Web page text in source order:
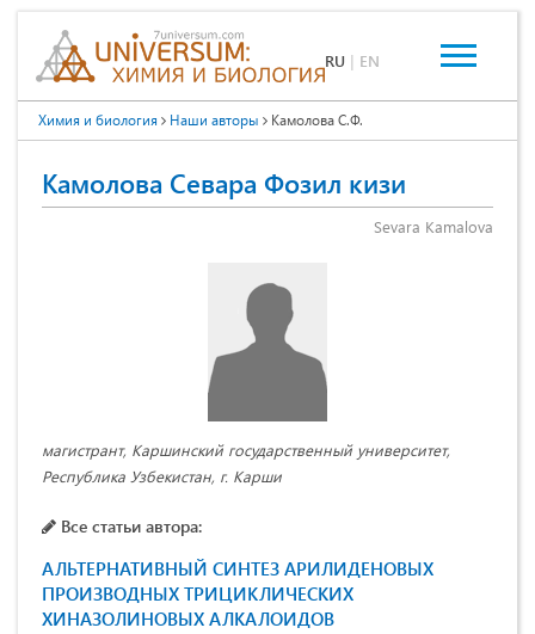
RU | EN
Химия и биология Наши авторы Камолова С.Ф.
Камолова Севара Фозил кизи
Sevara Kamalova
магистрант, Каршинский государственный университет,
Республика Узбекистан, г. Карши
Все статьи автора:
АЛЬТЕРНАТИВНЫЙ СИНТЕЗ АРИЛИДЕНОВЫХ
ПРОИЗВОДНЫХ ТРИЦИКЛИЧЕСКИХ
ХИНАЗОЛИНОВЫХ АЛКАЛОИДОВ